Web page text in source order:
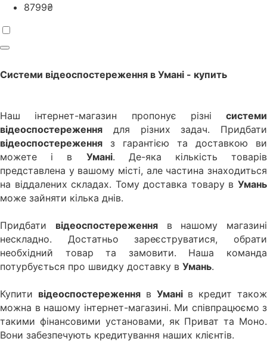
8799₴
Системи відеоспостереження в Умані - купить
Наш інтернет-магазин пропонує різні системи
відеоспостереження для різних задач. Придбати
відеоспостереження з гарантією та доставкою ви
можете і в Умані. Де-яка кількість товарів
представлена у вашому місті, але частина знаходиться
на віддалених складах. Тому доставка товару в Умань
може зайняти кілька днів.
Придбати відеоспостереженняв нашому магазині
нескладно. Достатньо зареєструватися, обрати
необхідний товар та замовити. Наша команда
потурбується про швидку доставку в Умань.
Купити відеоспостереження в Умані в кредит також
можна в нашому інтернет-магазині. Ми співпрацюємо з
такими фінансовими установами, як Приват та Моно.
Вони забезпечують кредитування наших клієнтів.